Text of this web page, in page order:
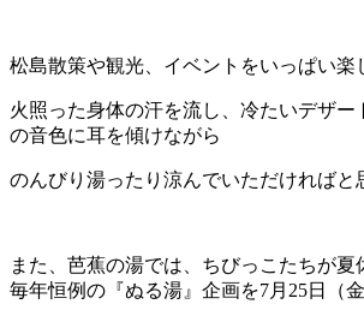
松島散策や観光、イベントをいっぱい楽
火照った身体の汗を流し、冷たいデザー
の音色に耳を傾けながら
のんびり湯ったり涼んでいただければと
また、芭蕉の湯では、ちびっこたちが夏
毎年恒例の『ぬる湯』企画を7月25日（